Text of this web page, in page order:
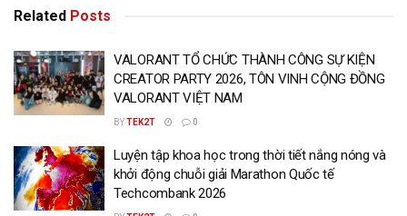
Related Posts
VALORANT TỔ CHỨC THÀNH CÔNG SỰ KIỆN
CREATOR PARTY 2026, TÔN VINH CỘNG ĐỒNG
VALORANT VIỆT NAM
BYTEK2T 0
Luyện tập khoa học trong thời tiết nắng nóng và
khởi động chuỗi giải Marathon Quốc tế
Techcombank 2026